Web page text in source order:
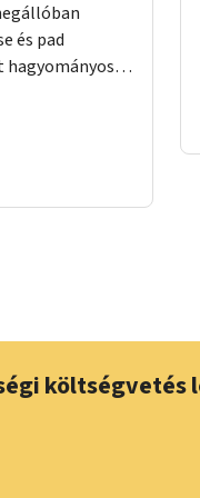
és pad
hagyományos